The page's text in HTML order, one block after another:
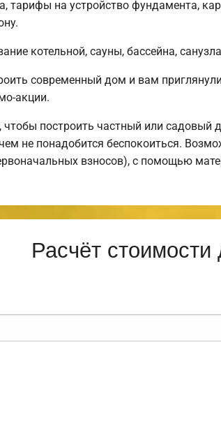
тарифы на устройство фундамента,
котельной, сауны, бассейна,
современный дом и вам
акции.
построить частный или садовый
не понадобится беспокоиться.
взносов), с помощью
Расчёт стоимости